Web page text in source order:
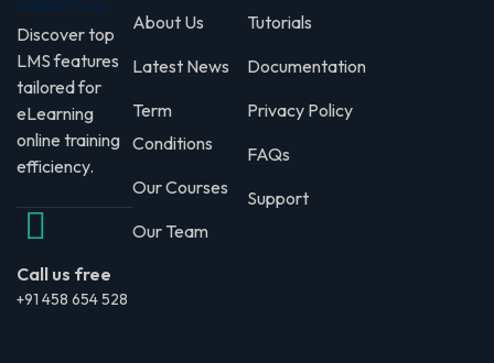
Discover top
LMS features
tailored for
eLearning
online training
efficiency.
Call us free
+91 458 654 528
About Us
Latest News
Term
Conditions
Our Courses
Our Team
Tutorials
Documentation
Privacy Policy
FAQs
Support